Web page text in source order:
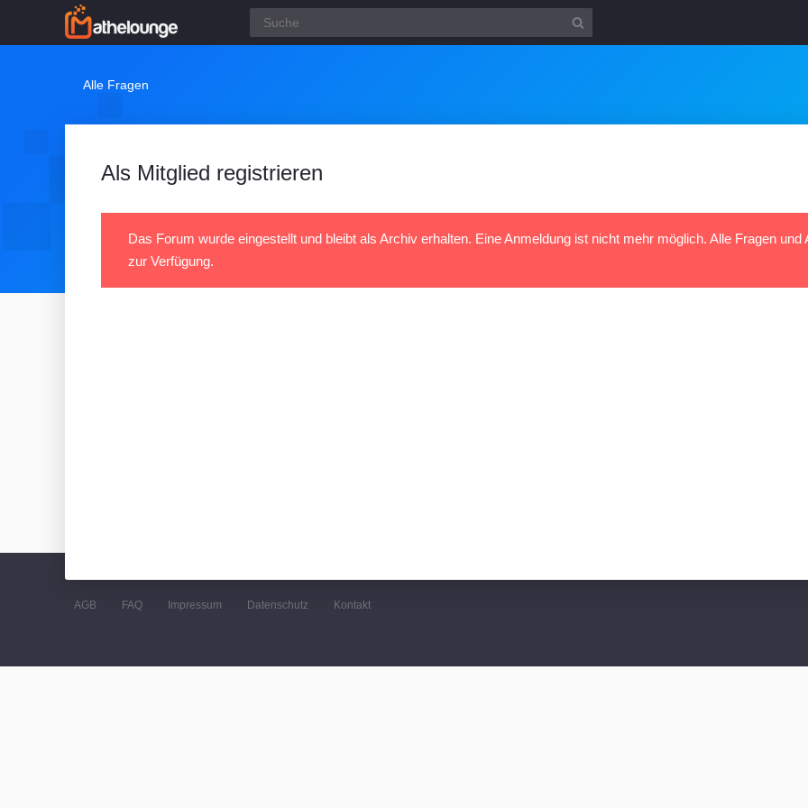
Alle Fragen
Als Mitglied registrieren
Das Forum wurde eingestellt und bleibt als Archiv erhalten. Eine Anmeldung ist nicht mehr möglich. Alle Fragen und
zur Verfügung.
AGB FAQ Impressum Datenschutz Kontakt